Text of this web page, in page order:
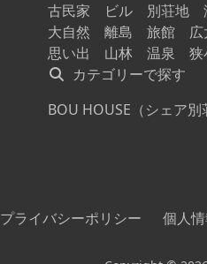
古民家
ビル 別荘地
大自然
離島 旅館 広
思い出
山林 温泉 狭
カテゴリーで探す
BOU HOUSE（シェア別
プライバシーポリシー 個人